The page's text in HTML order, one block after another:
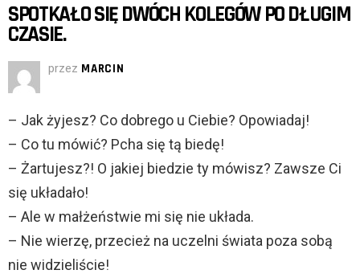
SPOTKAŁO SIĘ DWÓCH KOLEGÓW PO DŁUGIM
CZASIE.
przez MARCIN
– Jak żyjesz? Co dobrego u Ciebie? Opowiadaj!
– Co tu mówić? Pcha się tą biedę!
– Żartujesz?! O jakiej biedzie ty mówisz? Zawsze Ci
się układało!
– Ale w małżeństwie mi się nie układa.
– Nie wierzę, przecież na uczelni świata poza sobą
nie widzieliście!